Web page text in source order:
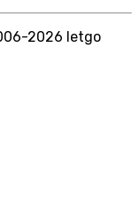
2026 letgo